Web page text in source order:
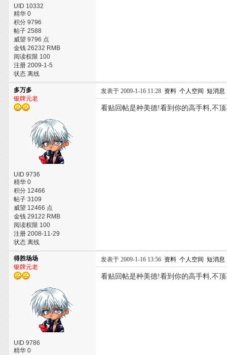
UID 10332
精华 0
积分 9796
帖子 2588
威望 9796 点
金钱 26232 RMB
阅读权限 100
注册 2009-1-5
状态 离线
多万多
银牌元老
UID 9736
精华 0
积分 12466
帖子 3109
威望 12466 点
金钱 29122 RMB
阅读权限 100
注册 2008-11-29
状态 离线
发表于 2009-1-16 11:28 资料 个人空间 短消息
看贴回帖是种美德!看到你的高手料,不
得胜场场
银牌元老
UID 9786
精华 0
发表于 2009-1-16 13:56 资料 个人空间 短消息
看贴回帖是种美德!看到你的高手料,不